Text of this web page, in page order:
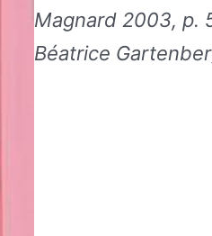
Magnard 2003, p.
Béatrice